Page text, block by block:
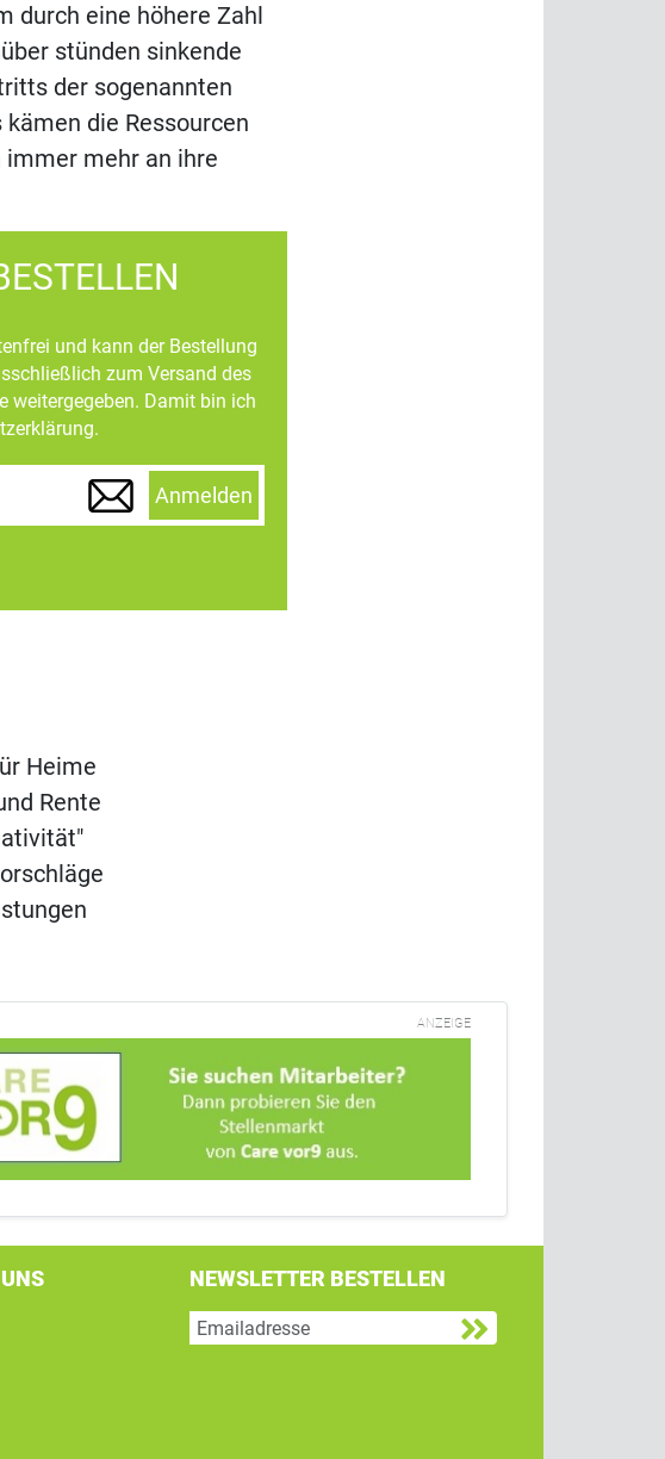
durch eine höhere Zahl
stünden sinkende
der sogenannten
die Ressourcen
mehr an ihre
und kann der Bestellung
zum Versand des
weitergegeben. Damit bin ich
Anmelden
Heime
Rente
ANZEIGE
on Xing
us on Twitter
NEWSLETTER BESTELLEN